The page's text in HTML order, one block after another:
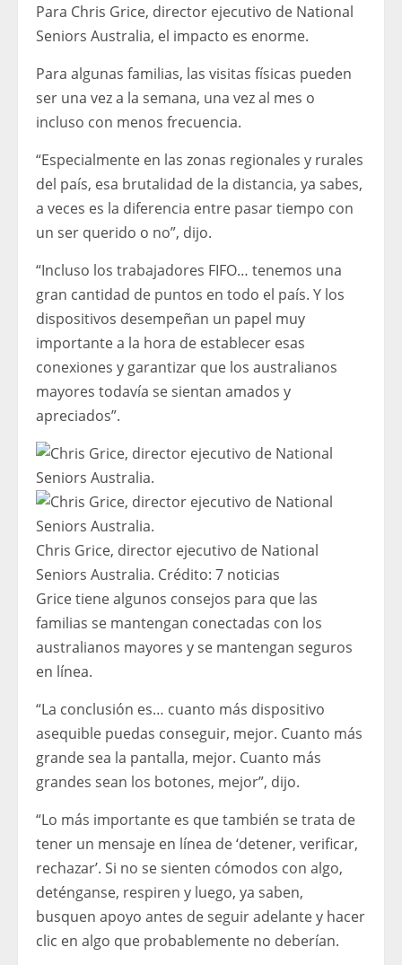
Para Chris Grice, director ejecutivo de National
Seniors Australia, el impacto es enorme.
Para algunas familias, las visitas físicas pueden
ser una vez a la semana, una vez al mes o
incluso con menos frecuencia.
“Especialmente en las zonas regionales y rurales
del país, esa brutalidad de la distancia, ya sabes,
a veces es la diferencia entre pasar tiempo con
un ser querido o no”, dijo.
“Incluso los trabajadores FIFO… tenemos una
gran cantidad de puntos en todo el país. Y los
dispositivos desempeñan un papel muy
importante a la hora de establecer esas
conexiones y garantizar que los australianos
mayores todavía se sientan amados y
apreciados”.
Chris Grice, director ejecutivo de National
Seniors Australia. Crédito: 7 noticias
Grice tiene algunos consejos para que las
familias se mantengan conectadas con los
australianos mayores y se mantengan seguros
en línea.
“La conclusión es… cuanto más dispositivo
asequible puedas conseguir, mejor. Cuanto más
grande sea la pantalla, mejor. Cuanto más
grandes sean los botones, mejor”, dijo.
“Lo más importante es que también se trata de
tener un mensaje en línea de ‘detener, verificar,
rechazar’. Si no se sienten cómodos con algo,
deténganse, respiren y luego, ya saben,
busquen apoyo antes de seguir adelante y hacer
clic en algo que probablemente no deberían.